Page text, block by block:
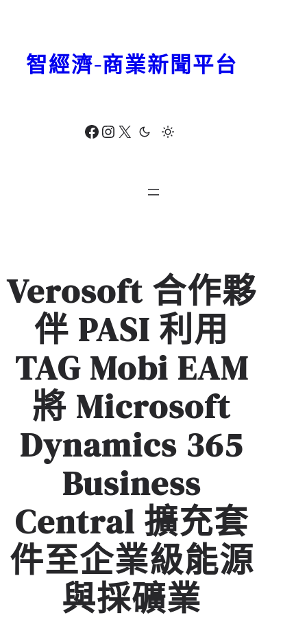
Facebook Instagram X
智經濟-商業新聞平台
Verosoft 合作夥
伴 PASI 利用
TAG Mobi EAM
將 Microsoft
Dynamics 365
Business
Central 擴充套
件至企業級能源
與採礦業